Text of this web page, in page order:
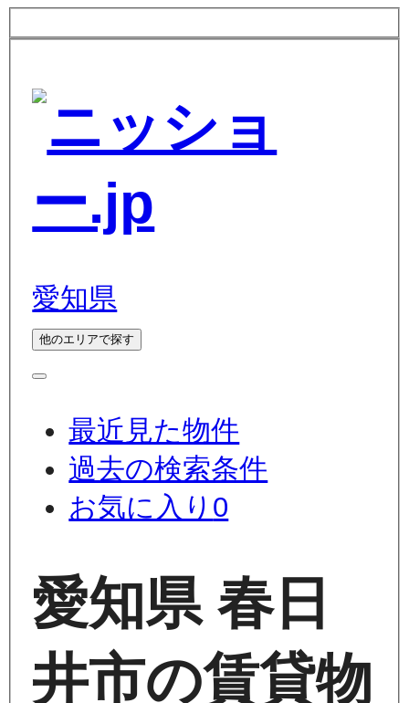
愛知県
他のエリアで探す
最近見た物件
過去の検索条件
お気に入り 0
愛知県 春日
井市の賃貸物